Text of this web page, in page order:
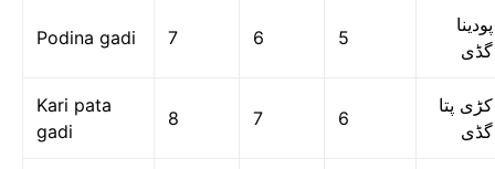
Podina gadi 7 6 5
پودینا
گڈی
Kari pata
gadi
8 7 6
کڑی پتا
گڈی